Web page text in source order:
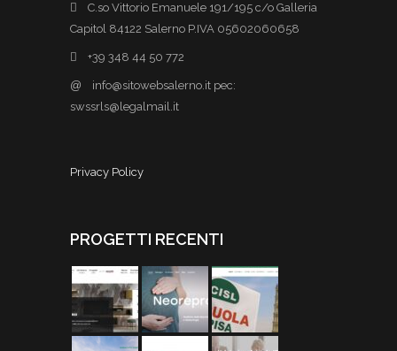
C.so Vittorio Emanuele 191/195 c/o Galleria
Capitol 84122 Salerno P.IVA 05602060658
+39 348 44 50 772
@
info@sitowebsalerno.it pec:
swssrls@legalmail.it
Privacy Policy
PROGETTI RECENTI